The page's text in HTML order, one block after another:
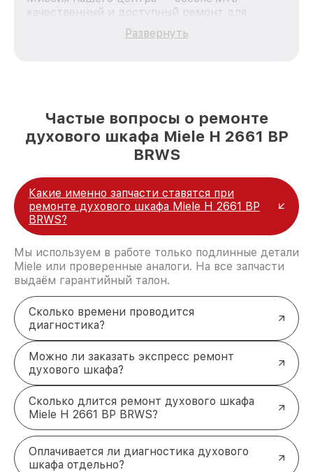
качественный и доступный ремонт для
каждого пользователя продукции Miele, вне
зависимости от сложности поломки. Мы
и лояльности наших клиентов.
Развернуть
Частые вопросы о ремонте
духового шкафа Miele H 2661 BP
BRWS
Какие именно запчасти ставятся при
ремонте духового шкафа Miele H 2661 BP
BRWS?
Мы используем в работе только подлинные детали
Miele или проверенные аналоги. На все запчасти
выдаём гарантийный талон.
Сколько времени проводится
диагностика?
Можно ли заказать экспресс ремонт
духового шкафа?
Сколько длится ремонт духового шкафа
Miele H 2661 BP BRWS?
Оплачивается ли диагностика духового
шкафа отдельно?